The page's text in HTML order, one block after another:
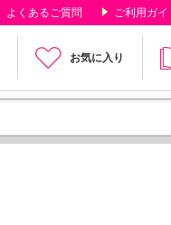
よくあるご質問 ご利用ガイ
お気に入り